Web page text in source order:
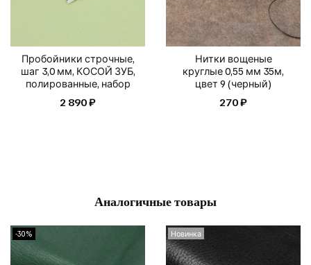
Пробойники строчные,
шаг 3,0 мм, КОСОЙ ЗУБ,
полированные, набор
2 890 ₽
Нитки вощеные
круглые 0,55 мм 35м,
цвет 9 (черный)
270 ₽
Аналогичные товары
-30% Новинка